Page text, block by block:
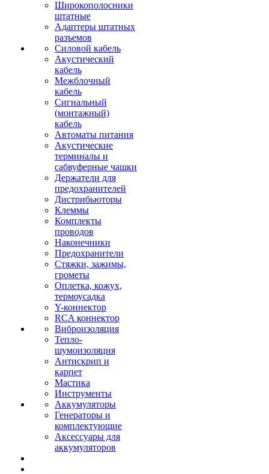
Широкополосники
штатные
Адаптеры штатных
разъемов
Силовой кабель
Акустический
кабель
Межблочный
кабель
Сигнальный
(монтажный)
кабель
Автоматы питания
Акустические
терминалы и
сабвуферные чашки
Держатели для
предохранителей
Дистрибьюторы
Клеммы
Комплекты
проводов
Наконечники
Предохранители
Стяжки, зажимы,
грометы
Оплетка, кожух,
термоусадка
Y-коннектор
RCA коннектор
Виброизоляция
Тепло-
шумоизоляция
Антискрип и
карпет
Мастика
Инструменты
Аккумуляторы
Генераторы и
комплектующие
Аксессуары для
аккумуляторов